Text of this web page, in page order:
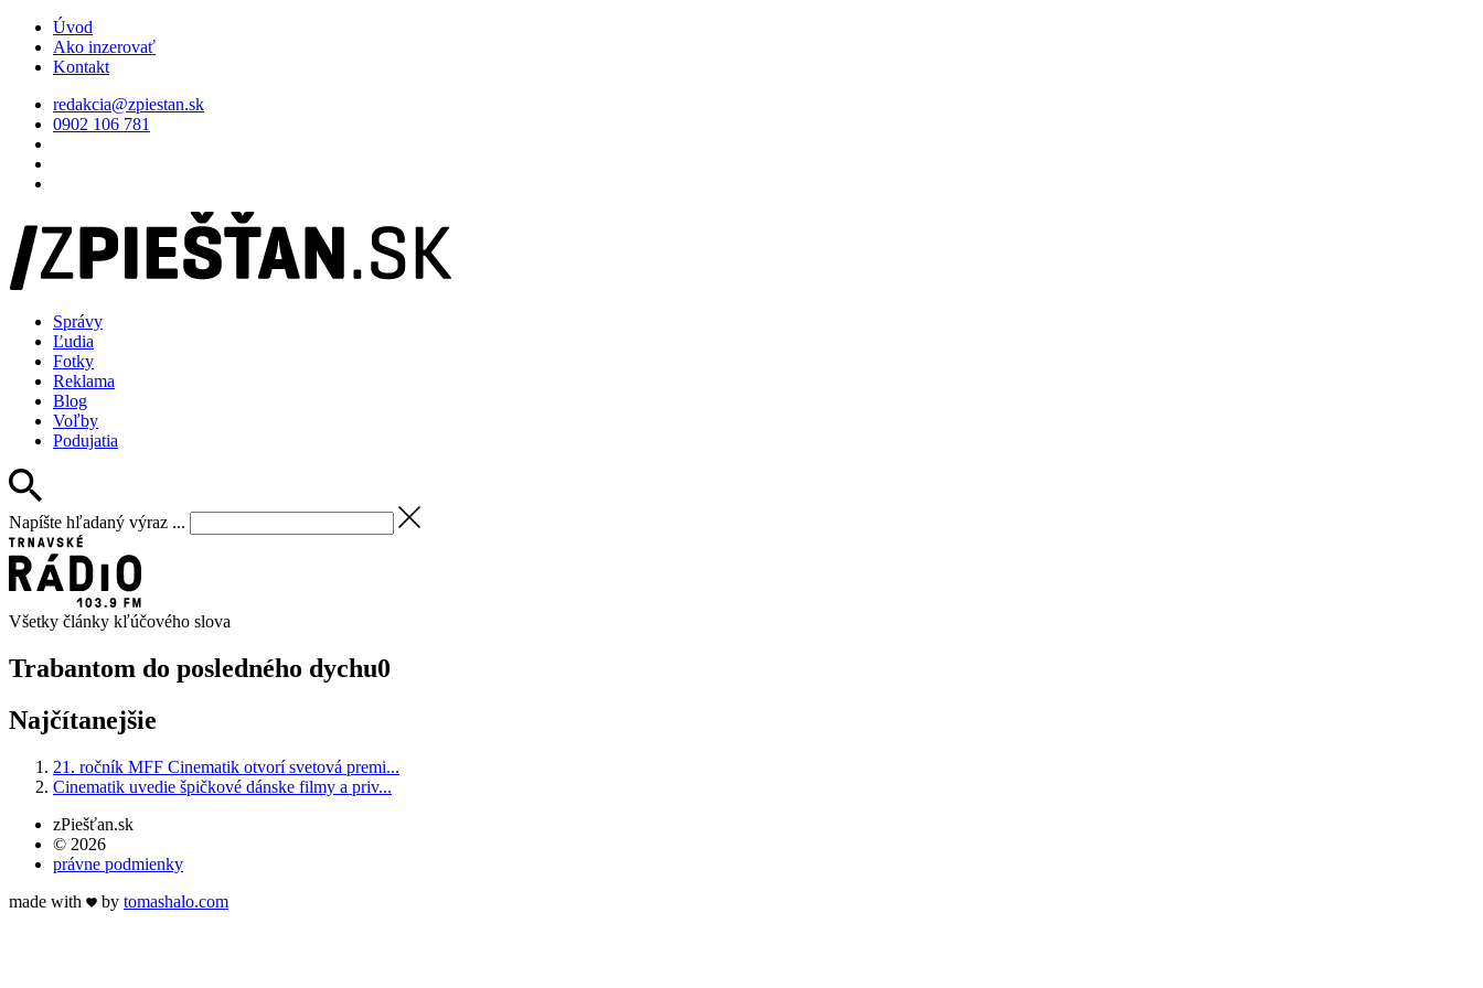
Úvod
Ako inzerovať
Kontakt
redakcia@zpiestan.sk
0902 106 781
Správy
Ľudia
Fotky
Reklama
Blog
Voľby
Podujatia
Napíšte hľadaný výraz ...
Všetky články kľúčového slova
Trabantom do posledného dychu0
Najčítanejšie
21. ročník MFF Cinematik otvorí svetová premi...
Cinematik uvedie špičkové dánske filmy a priv...
zPiešťan.sk
© 2026
právne podmienky
made with
by tomashalo.com